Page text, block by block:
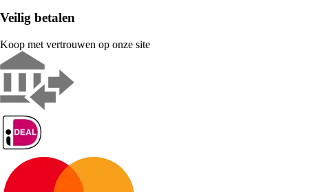
Veilig betalen
Koop met vertrouwen op onze site